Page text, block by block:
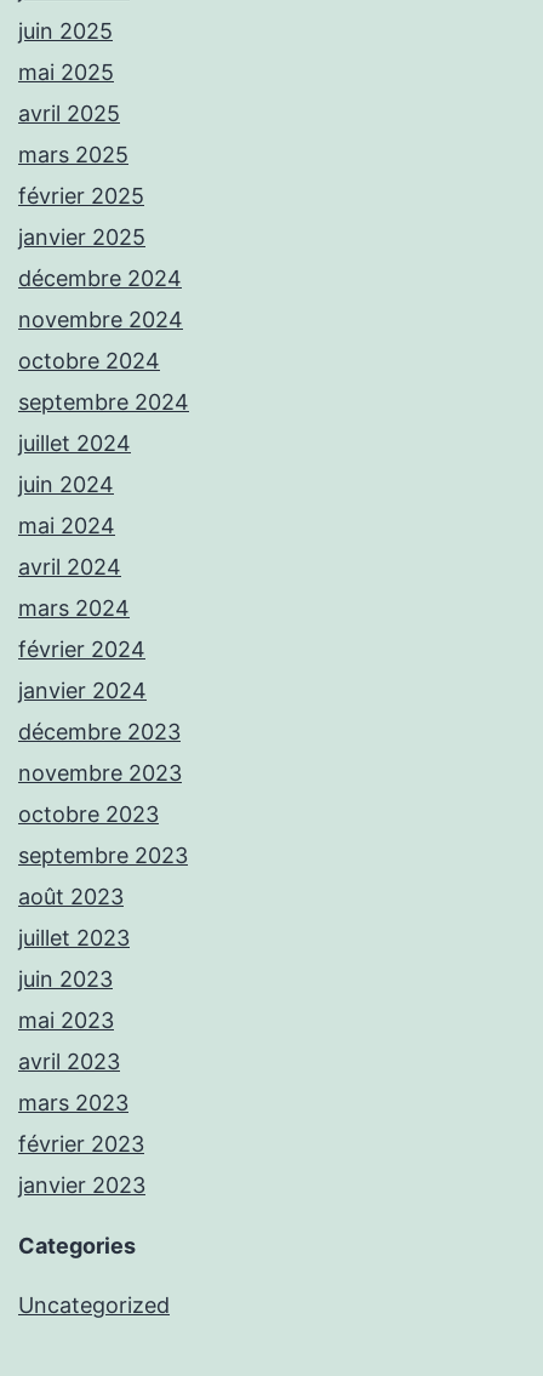
juin 2025
mai 2025
avril 2025
mars 2025
février 2025
janvier 2025
décembre 2024
novembre 2024
octobre 2024
septembre 2024
juillet 2024
juin 2024
mai 2024
avril 2024
mars 2024
février 2024
janvier 2024
décembre 2023
novembre 2023
octobre 2023
septembre 2023
août 2023
juillet 2023
juin 2023
mai 2023
avril 2023
mars 2023
février 2023
janvier 2023
Categories
Uncategorized